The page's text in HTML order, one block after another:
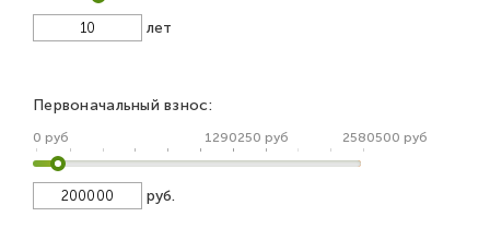
лет
Первоначальный взнос:
0 руб 1290250 руб 2580500 руб
руб.